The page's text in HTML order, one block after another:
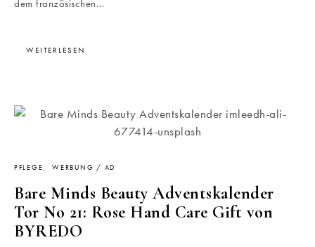
dem französischen…
WEITERLESEN
PFLEGE WERBUNG / AD
Bare Minds Beauty Adventskalender
Tor No 21: Rose Hand Care Gift von
BYREDO